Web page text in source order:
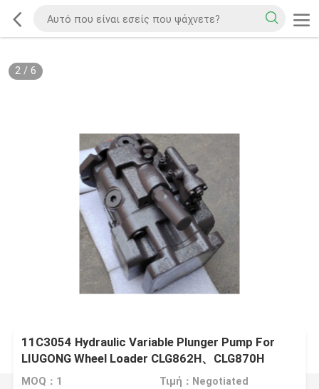
2/ 6
11C3054 Hydraulic Variable Plunger Pump For
LIUGONG Wheel Loader CLG862H、CLG870H
CLG856CN CLG848H、CLG886H
MOQ：1 Τιμή：Negotiated